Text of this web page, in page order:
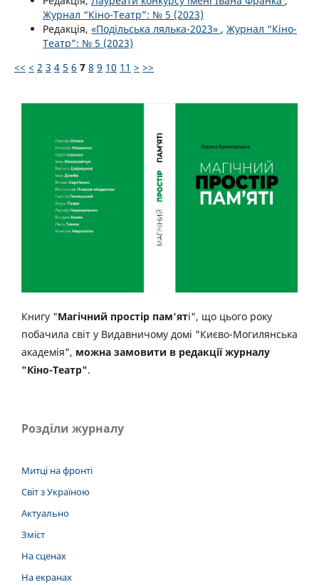
Журнал “Кіно-Театр”: № 5 (2023)
Редакція, «Подільська лялька-2023» , Журнал “Кіно-
Театр”: № 5 (2023)
<< < 2 3 4 5 6 7 8 9 10 11 > >>
Книгу "Магічний простір пам'яті", що цього року
побачила світ у Видавничому домі "Києво-Могилянська
академія", можна замовити в редакції журналу
"Кіно-Театр".
Розділи журналу
Митці на фронті
Світ з Україною
Актуально
Зміст
На сценах
На екранах